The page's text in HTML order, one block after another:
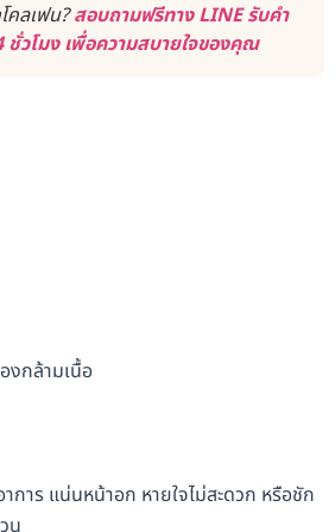
คลเฟน?สอบถามฟรีทาง LINE รับคำ
วโมง เพื่อความสบายใจของคุณ
งกล้ามเนื้อ
าร แน่นหน้าอก หายใจไม่สะดวก หรือชัก
น